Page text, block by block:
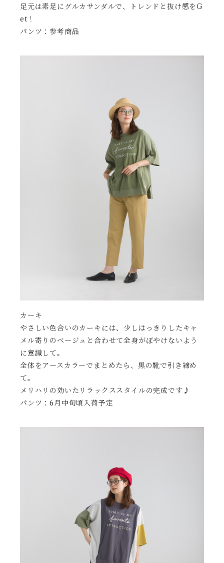
足元は素足にグルカサンダルで、トレンドと抜け感をG
et！
パンツ：参考商品
カーキ
やさしい色合いのカーキには、少しはっきりしたキャ
メル寄りのベージュと合わせて全身がぼやけないよう
に意識して。
全体をアースカラーでまとめたら、黒の靴で引き締め
て。
メリハリの効いたリラックススタイルの完成です♪
パンツ：6月中旬頃入荷予定